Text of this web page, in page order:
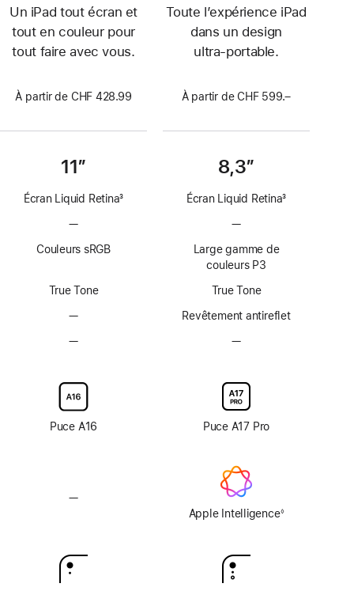
Un iPad tout écran et
tout en couleur pour
tout faire avec vous.
À partir de CHF 428.99
11″
Écran Liquid Retina3
—Pas
technologie
Couleurs sRGB
True Tone
—Pas
—Pas
verre
d’écran
nano-
Puce A16
—Pas
Toute l’expérience iPad
dans un design
ultra‑portable.
À partir de CHF 599.–
8,3″
Écran Liquid Retina3
—Pas
technologie
ProMotion
Large gamme de
couleurs P3
True Tone
Revêtement antireflet
—Pas
verre
d’écran
nano-
Puce A17 Pro
Apple Intelligence◊